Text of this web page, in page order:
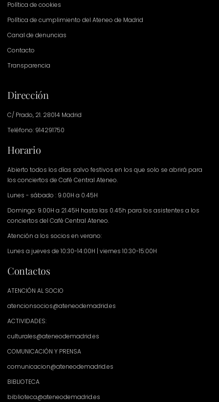
Política de cookies
Política de cumplimiento del Ateneo de Madrid
Canal de denuncias
Contacto
Transparencia
Dirección
C/ Prado, 21. 28014 Madrid
Teléfono: 914291750
Horario
Abierto todos los días salvo festivos en los que solo se abrirá para
los conciertos de Café Central Ateneo.
Lunes - sábado : 9.00H a 0.45H
Domingo: 9.00H a 21.45H hasta las 0.45h para los asistentes a los
conciertos del Café Central Ateneo.
Atención a los socios en verano:
Lunes a jueves de 10:30-14:00H | viernes 10:30-15:00H
Contactos
ATENCIÓN AL SOCIO
atencionsocios@ateneodemadrid.es
ACTIVIDADES:
culturales@ateneodemadrid.es
COMUNICACIÓN Y PRENSA
comunicacion@ateneodemadrid.es
BIBLIOTECA
biblioteca@ateneodemadrid.es